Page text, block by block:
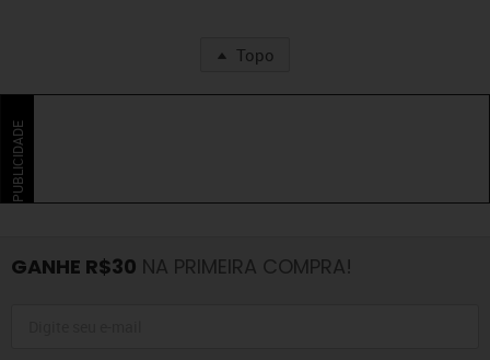
Topo
PUBLICIDADE
GANHE R$30 NA PRIMEIRA COMPRA!